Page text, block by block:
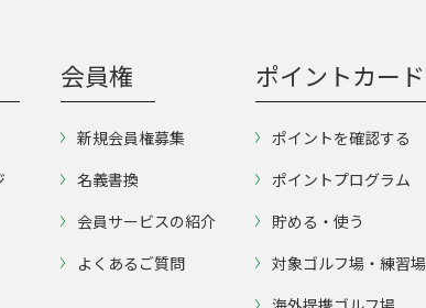
会員権
新規会員権募集
名義書換
会員サービスの紹介
よくあるご質問
ポイントカード
ポイントを確認する
ポイントプログラム
貯める・使う
対象ゴルフ場・練習場